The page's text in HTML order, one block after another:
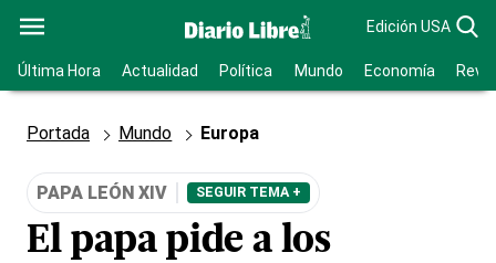
Edición USA
Última Hora Actualidad Política Mundo Economía
Portada Mundo Europa
PAPA LEÓN XIV SEGUIR TEMA +
El papa pide a los